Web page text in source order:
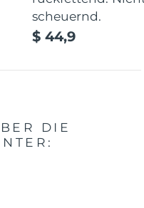
scheuernd.
$ 44,9
DIE